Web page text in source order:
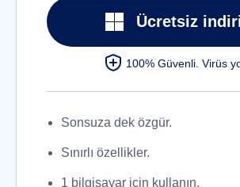
Ücretsiz
100% Güvenli. Virüs
Sonsuza dek özgür.
Sınırlı özellikler.
1 bilgisayar için kullanın.